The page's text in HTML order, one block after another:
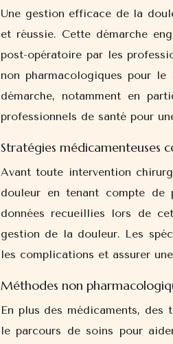
Une gestion efficace de la
et réussie. Cette démarche
post-opératoire par les
non pharmacologiques pour
démarche, notamment en
professionnels de santé pour
Stratégies médicamenteuses
Avant toute intervention
douleur en tenant compte
données recueillies lors de
gestion de la douleur. Les
les complications et assurer
Méthodes non
En plus des médicaments, des
le parcours de soins pour